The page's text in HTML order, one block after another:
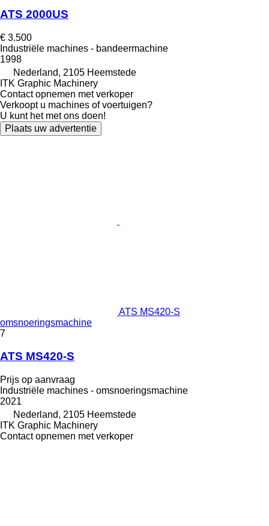
ATS 2000US
€ 3.500
Industriële machines - bandeermachine
1998
Nederland, 2105 Heemstede
ITK Graphic Machinery
Contact opnemen met verkoper
Verkoopt u machines of voertuigen?
U kunt het met ons doen!
Plaats uw advertentie
ATS MS420-S
omsnoeringsmachine
7
ATS MS420-S
Prijs op aanvraag
Industriële machines - omsnoeringsmachine
2021
Nederland, 2105 Heemstede
ITK Graphic Machinery
Contact opnemen met verkoper